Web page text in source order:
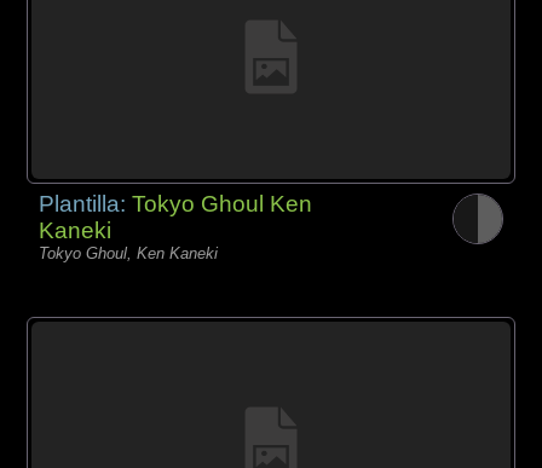
Plantilla:Tokyo Ghoul Ken
Kaneki
Tokyo Ghoul, Ken Kaneki